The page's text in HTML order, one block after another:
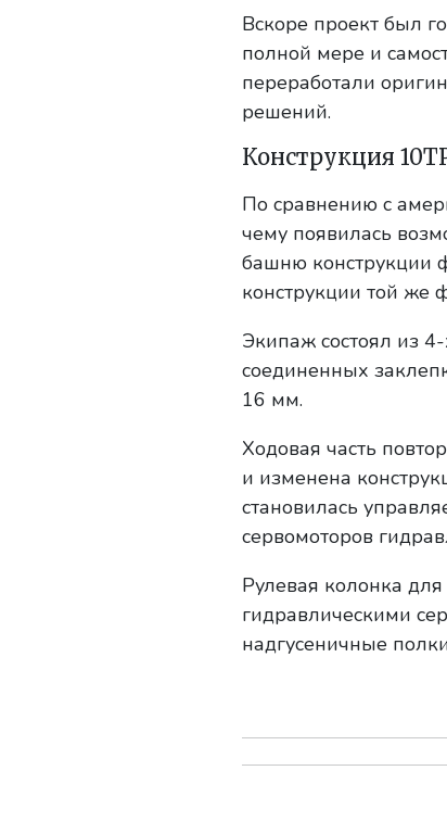
Вскоре проект был
полной мере и
переработали
решений.
Конструкция
По сравнению с
чему появилась
башню конструкции
конструкции той
Экипаж состоял из
соединенных
16 мм.
Ходовая часть
и изменена
становилась
сервомоторов
Рулевая колонка
гидравлическими
надгусеничные